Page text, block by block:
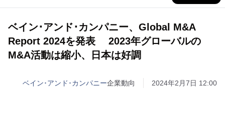
ベイン･アンド･カンパニー、Global M&A
Report 2024を発表 2023年グローバルの
M&A活動は縮小、日本は好調
ベイン･アンド･カンパニー企業動向 2024年2月7日 12:00